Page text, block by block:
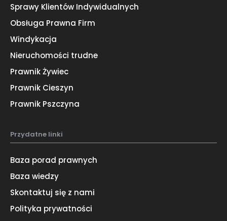
Sprawy Klientów Indywidualnych
Obsługa Prawna Firm
Windykacja
Nieruchomości trudne
Prawnik Żywiec
Prawnik Cieszyn
Prawnik Pszczyna
Przydatne linki
Baza porad prawnych
Baza wiedzy
Skontaktuj się z nami
Polityka prywatności